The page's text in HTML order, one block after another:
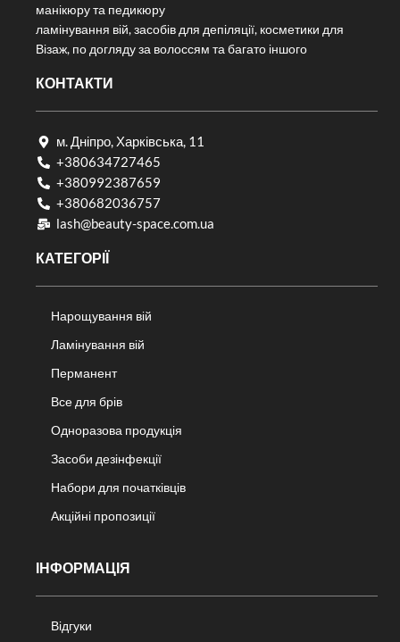
манікюру та педикюру
ламінування вій, засобів для депіляції, косметики для
Візаж, по догляду за волоссям та багато іншого
КОНТАКТИ
м. Дніпро, Харківська, 11
+380634727465
+380992387659
+380682036757​
lash@beauty-space.com.ua
КАТЕГОРІЇ
Нарощування вій
Ламінування вій
Перманент
Все для брів
Одноразова продукція
Засоби дезінфекції
Набори для початківців
Акційні пропозиції
ІНФОРМАЦІЯ
Відгуки